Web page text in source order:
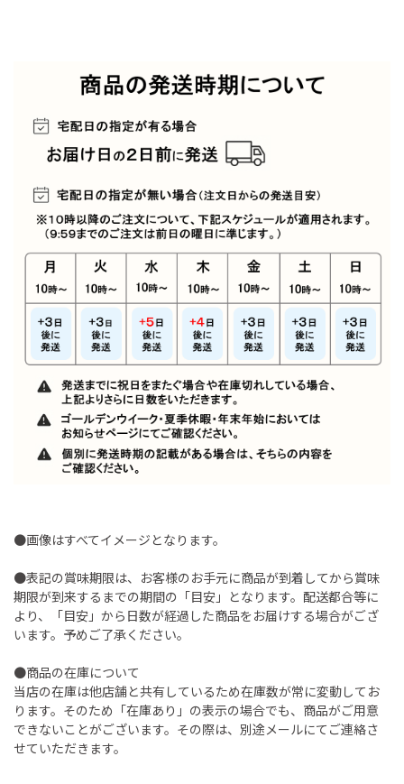
●画像はすべてイメージとなります。
●表記の賞味期限は、お客様のお手元に商品が到着してから賞味
期限が到来するまでの期間の「目安」となります。配送都合等に
より、「目安」から日数が経過した商品をお届けする場合がござ
います。予めご了承ください。
●商品の在庫について
当店の在庫は他店舗と共有しているため在庫数が常に変動してお
ります。そのため「在庫あり」の表示の場合でも、商品がご用意
できないことがございます。その際は、別途メールにてご連絡さ
せていただきます。